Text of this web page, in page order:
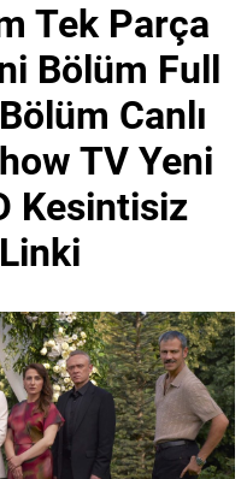
Tek Parça
Bölüm Full
Canlı
TV Yeni
Kesintisiz